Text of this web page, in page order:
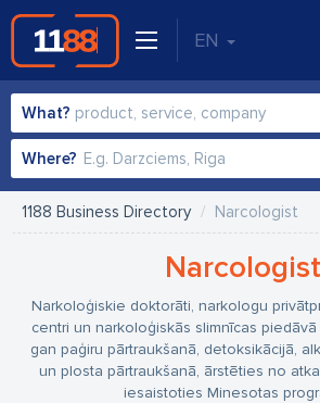
EN
What?
Where?
1188 Business Directory Narcologist
Narcologist
Narkoloģiskie doktorāti, narkologu
centri un narkoloģiskās slimnīcas
gan paģiru pārtraukšanā, detoksikācijā,
un plosta pārtraukšanā, ārstēties no
iesaistoties Minesotas